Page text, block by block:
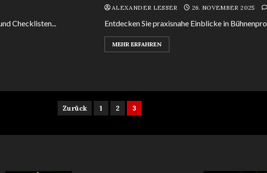
Checklisten...
ALEXANDER LESSER 26. NOVEMBER 2025
Entdecken Sie praxisnahe Einblicke in
MEHR ERFAHREN
Seitennummerierung
Zurück 1 2 3